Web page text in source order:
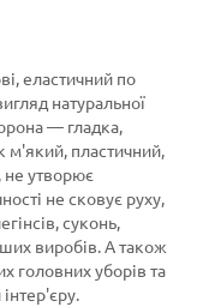
еластичний по
натуральної
— гладка,
м'який, пластичний,
не утворює
не сковує руху,
суконь,
виробів. А також
головних уборів та